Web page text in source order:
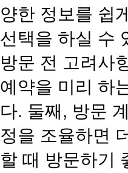
양한 정보를 쉽
선택을 하실 수
방문 전 고려사
예약을 미리 하
다. 둘째, 방문
정을 조율하면
할 때 방문하기